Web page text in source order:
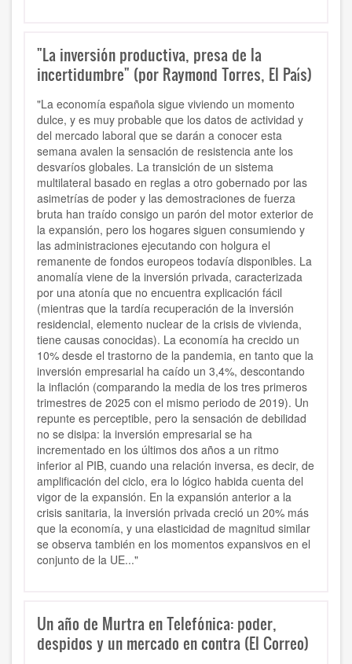
"La inversión productiva, presa de la
incertidumbre" (por Raymond Torres, El País)
"La economía española sigue viviendo un momento
dulce, y es muy probable que los datos de actividad y
del mercado laboral que se darán a conocer esta
semana avalen la sensación de resistencia ante los
desvaríos globales. La transición de un sistema
multilateral basado en reglas a otro gobernado por las
asimetrías de poder y las demostraciones de fuerza
bruta han traído consigo un parón del motor exterior de
la expansión, pero los hogares siguen consumiendo y
las administraciones ejecutando con holgura el
remanente de fondos europeos todavía disponibles. La
anomalía viene de la inversión privada, caracterizada
por una atonía que no encuentra explicación fácil
(mientras que la tardía recuperación de la inversión
residencial, elemento nuclear de la crisis de vivienda,
tiene causas conocidas). La economía ha crecido un
10% desde el trastorno de la pandemia, en tanto que la
inversión empresarial ha caído un 3,4%, descontando
la inflación (comparando la media de los tres primeros
trimestres de 2025 con el mismo periodo de 2019). Un
repunte es perceptible, pero la sensación de debilidad
no se disipa: la inversión empresarial se ha
incrementado en los últimos dos años a un ritmo
inferior al PIB, cuando una relación inversa, es decir, de
amplificación del ciclo, era lo lógico habida cuenta del
vigor de la expansión. En la expansión anterior a la
crisis sanitaria, la inversión privada creció un 20% más
que la economía, y una elasticidad de magnitud similar
se observa también en los momentos expansivos en el
conjunto de la UE..."
Un año de Murtra en Telefónica: poder,
despidos y un mercado en contra (El Correo)